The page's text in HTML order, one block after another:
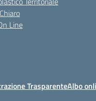
Line
TrasparenteAlbo